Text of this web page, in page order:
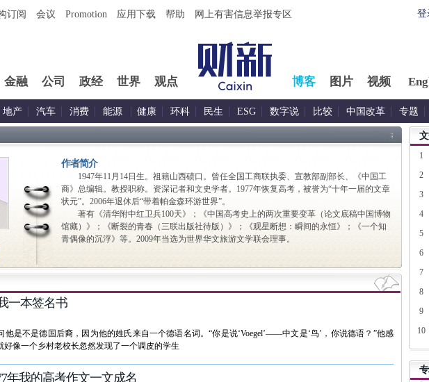
登
订阅 会议 Promotion 应用下载 帮助 网上有害信息举报专区
金融 公司 政经 世界 观点 博客 图片 视频
地产 汽车 消费 能源 健康 环科 民生 ESG 数字说 比较 中国改革 专题
作者简介
1947年11月14日生。祖籍山西碛口。曾任全国工商联执委、宣教部副部长、《中国工
商》总编辑。教授职称。资深记者和文史学者。1977年恢复高考，被誉为“十年一届的文章
状元”。2006年退休后“带着帕金森环游世界”。
著有《清华附中红卫兵100天》；《中国高考史上的两次重要变革（论文底稿中国博物
馆藏）》；《断裂的青春（三联出版社待版）》；《观星断想：瞬间的永恒》；《一个知
青偶像的沉浮》等。2009年当选为世界华文旅游文学联会理事。
一本签名书
他是不是德国后裔，因为他的姓氏来自一个德语名词。“你是说‘Voegel’——中文是‘鸟’，你说德语？”他感
好像一个乡村老校长忽然发现了一个调皮的学生
年我的高考作文一文成名
1
2
3
4
5
6
7
8
9
10